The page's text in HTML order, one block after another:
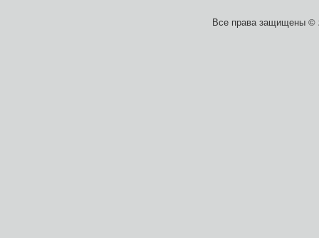
Все права защищены ©